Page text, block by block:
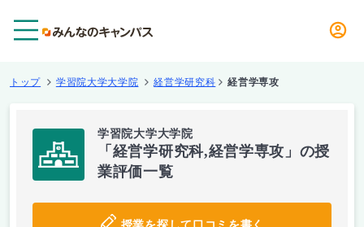
トップ 学習院大学大学院 経営学研究科 経営学専攻
学習院大学大学院
「経営学研究科,経営学専攻」の授
業評価一覧